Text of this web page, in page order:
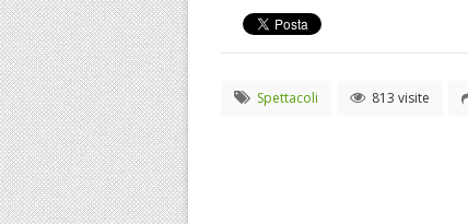
Spettacoli 813 visite